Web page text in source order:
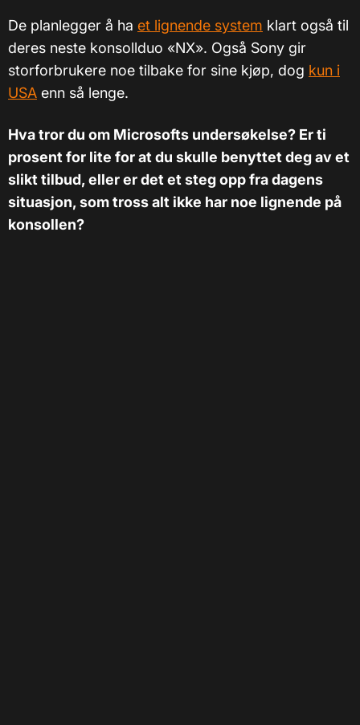
De planlegger å ha et lignende system klart også til
deres neste konsollduo «NX». Også Sony gir
storforbrukere noe tilbake for sine kjøp, dog kun i
USA enn så lenge.
Hva tror du om Microsofts undersøkelse? Er ti
prosent for lite for at du skulle benyttet deg av et
slikt tilbud, eller er det et steg opp fra dagens
situasjon, som tross alt ikke har noe lignende på
konsollen?